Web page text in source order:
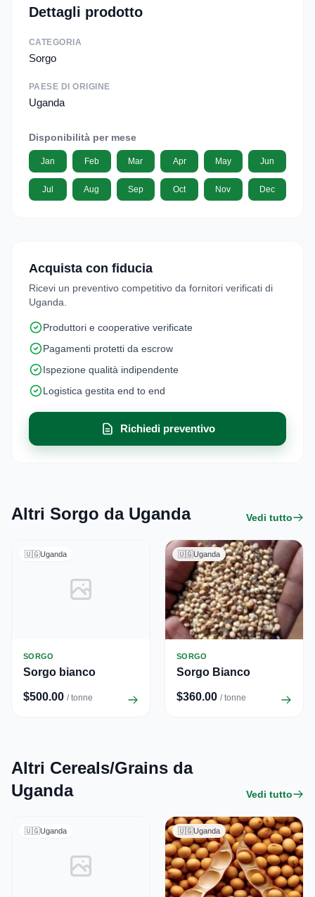
Dettagli prodotto
CATEGORIA
Sorgo
PAESE DI ORIGINE
Uganda
Disponibilità per mese
Jan Feb Mar Apr May Jun
Jul Aug Sep Oct Nov Dec
Acquista con fiducia
Ricevi un preventivo competitivo da fornitori verificati di
Uganda.
Produttori e cooperative verificate
Pagamenti protetti da escrow
Ispezione qualità indipendente
Logistica gestita end to end
Richiedi preventivo
Altri Sorgo da Uganda Vedi tutto
🇺🇬Uganda
SORGO
Sorgo bianco
$500.00 / tonne
🇺🇬Uganda
SORGO
Sorgo Bianco
$360.00 / tonne
Altri Cereals/Grains da
Uganda
Vedi tutto
🇺🇬Uganda 🇺🇬Uganda